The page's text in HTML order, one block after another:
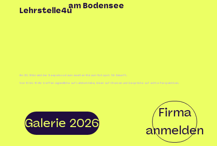
Lehrstelle4u
am Bodensee
Am 20. März wird der Seeparksaal zum zweiten Mal zum Hotspot für Zukunft.
Von 10 bis 16 Uhr treffen Jugendliche auf Lehrbetriebe, Ideen auf Chancen und Gespräche auf echte Perspektiven.
Galerie 2026
Firma
anmelden